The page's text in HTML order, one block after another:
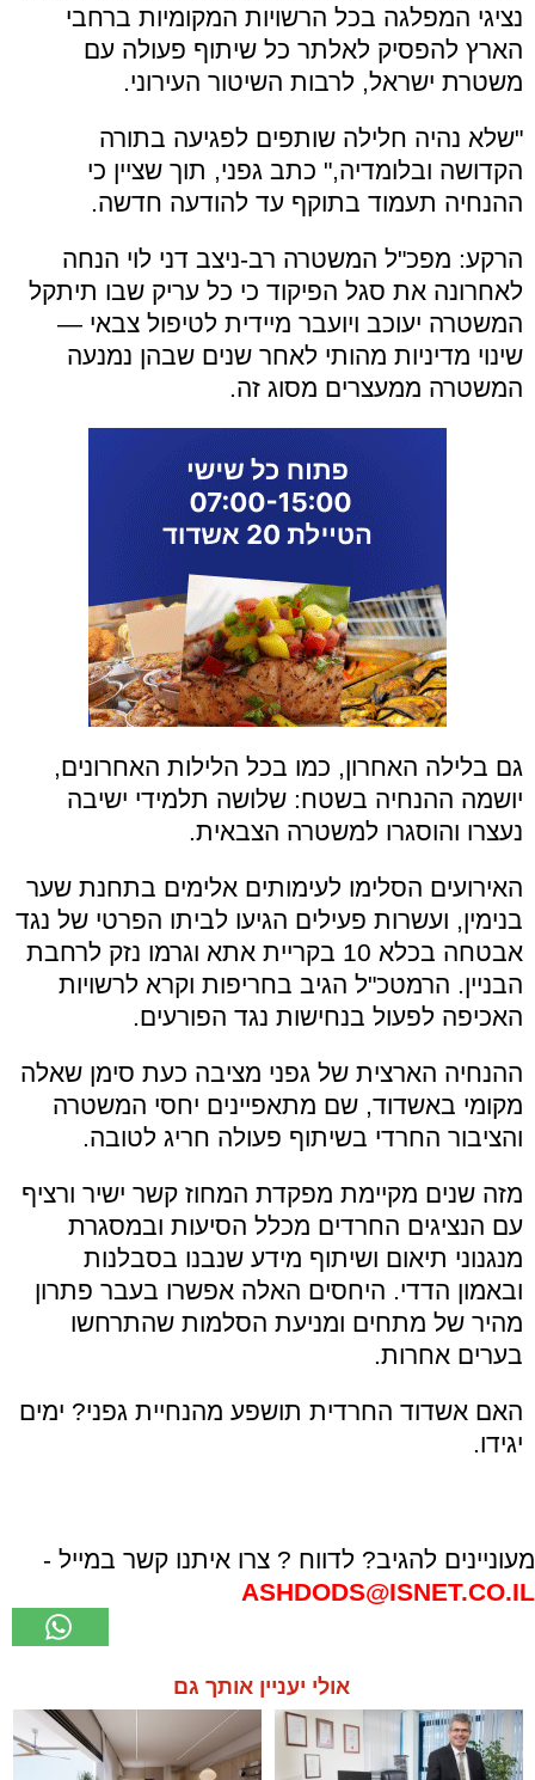
נציגי המפלגה בכל הרשויות המקומיות ברחבי
הארץ להפסיק לאלתר כל שיתוף פעולה עם
משטרת ישראל, לרבות השיטור העירוני.
"שלא נהיה חלילה שותפים לפגיעה בתורה
הקדושה ובלומדיה," כתב גפני, תוך שציין כי
ההנחיה תעמוד בתוקף עד להודעה חדשה.
הרקע: מפכ"ל המשטרה רב-ניצב דני לוי הנחה
לאחרונה את סגל הפיקוד כי כל עריק שבו תיתקל
המשטרה יעוכב ויועבר מיידית לטיפול צבאי —
שינוי מדיניות מהותי לאחר שנים שבהן נמנעה
המשטרה ממעצרים מסוג זה.
גם בלילה האחרון, כמו בכל הלילות האחרונים,
יושמה ההנחיה בשטח: שלושה תלמידי ישיבה
נעצרו והוסגרו למשטרה הצבאית.
האירועים הסלימו לעימותים אלימים בתחנת שער
בנימין, ועשרות פעילים הגיעו לביתו הפרטי של נגד
אבטחה בכלא 10 בקריית אתא וגרמו נזק לרחבת
הבניין. הרמטכ"ל הגיב בחריפות וקרא לרשויות
האכיפה לפעול בנחישות נגד הפורעים.
ההנחיה הארצית של גפני מציבה כעת סימן שאלה
מקומי באשדוד, שם מתאפיינים יחסי המשטרה
והציבור החרדי בשיתוף פעולה חריג לטובה.
מזה שנים מקיימת מפקדת המחוז קשר ישיר ורציף
עם הנציגים החרדים מכלל הסיעות ובמסגרת
מנגנוני תיאום ושיתוף מידע שנבנו בסבלנות
ובאמון הדדי. היחסים האלה אפשרו בעבר פתרון
מהיר של מתחים ומניעת הסלמות שהתרחשו
בערים אחרות.
האם אשדוד החרדית תושפע מהנחיית גפני? ימים
יגידו.
מעוניינים להגיב? לדווח ? צרו איתנו קשר במייל -
ASHDODS@ISNET.CO.IL
אולי יעניין אותך גם